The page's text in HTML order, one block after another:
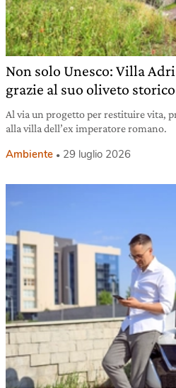
Non solo Unesco: Villa
grazie al suo oliveto storico
Al via un progetto per restituire vita,
alla villa dell’ex imperatore romano.
Ambiente 29 luglio 2026